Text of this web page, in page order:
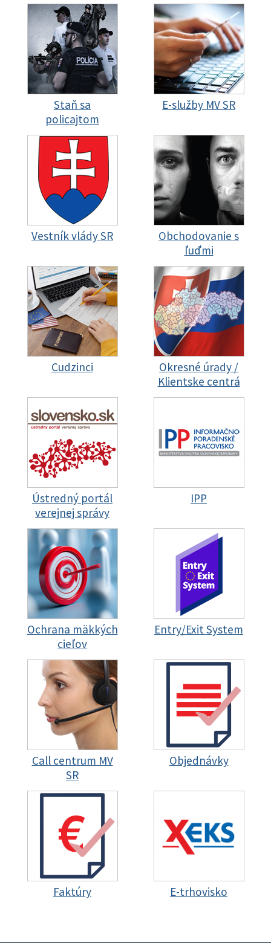
Staň sa
policajtom
E-služby MV SR
Vestník vlády SR
Obchodovanie s
ľuďmi
Cudzinci
Okresné úrady /
Klientske centrá
Ústredný portál
verejnej správy
IPP
Ochrana mäkkých
cieľov
Entry/Exit System
Call centrum MV
SR
Objednávky
Faktúry E-trhovisko